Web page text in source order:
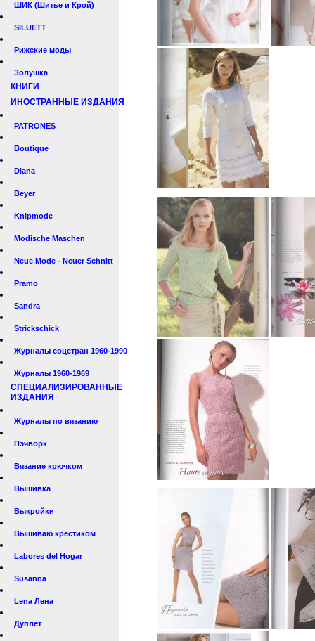
ШИК (Шитье и Крой)
SILUETT
Рижские моды
Золушка
КНИГИ
ИНОСТРАННЫЕ ИЗДАНИЯ
PATRONES
Boutique
Diana
Beyer
Knipmode
Modische Maschen
Neue Mode - Neuer Schnitt
Pramo
Sandra
Strickschick
Журналы соцстран 1960-1990
Журналы 1960-1969
СПЕЦИАЛИЗИРОВАННЫЕ
ИЗДАНИЯ
Журналы по вязанию
Пэчворк
Вязание крючком
Вышивка
Выкройки
Вышиваю крестиком
Labores del Hogar
Susanna
Lena Лена
Дуплет